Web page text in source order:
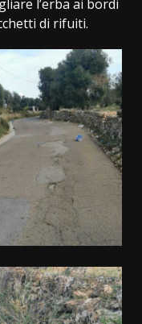
l’erba ai bordi
di rifuiti.